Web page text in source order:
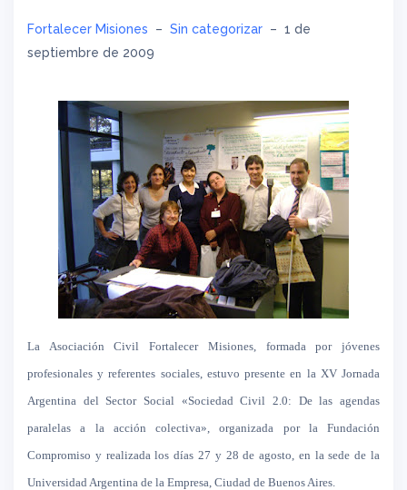
Fortalecer Misiones – Sin categorizar – 1 de
septiembre de 2009
La Asociación Civil Fortalecer Misiones, formada por jóvenes
profesionales y referentes sociales, estuvo presente en la XV Jornada
Argentina del Sector Social «Sociedad Civil 2.0: De las agendas
paralelas a la acción colectiva», organizada por la Fundación
Compromiso y realizada los días 27 y 28 de agosto, en la sede de la
Universidad Argentina de la Empresa, Ciudad de Buenos Aires.